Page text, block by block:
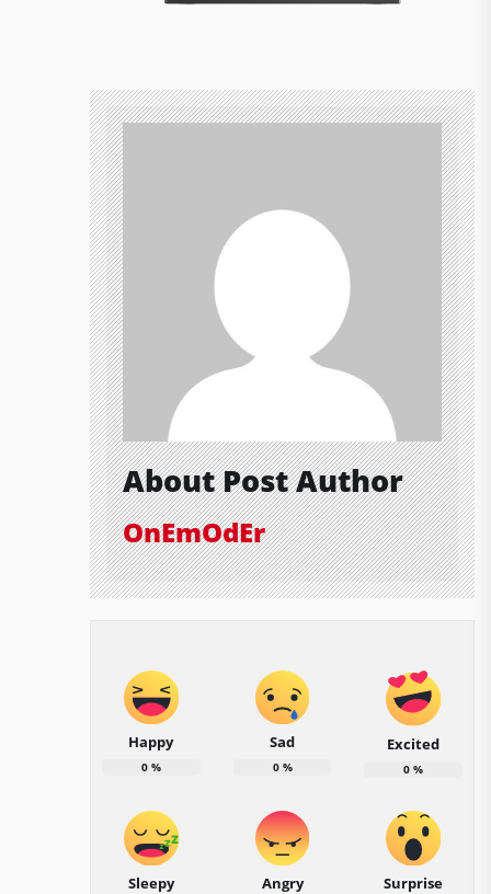
About Post Author
OnEmOdEr
Happy
0%
Sad
0%
Excited
0 %
Sleepy Angry Surprise